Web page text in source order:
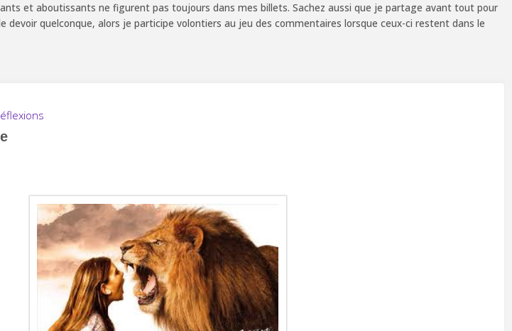
et aboutissants ne figurent pas toujours dans mes billets. Sachez aussi que je partage avant tout pour
devoir quelconque, alors je participe volontiers au jeu des commentaires lorsque ceux-ci restent dans le